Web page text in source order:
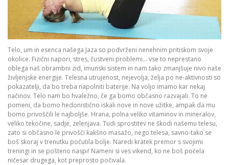
Telo, um in esenca našega Jaza so podvrženi nenehnim pritiskom svoje
okolice. Fizični napori, stres, čustveni problemi… vse to neprestano
oblega naš obrambni zid, imunski sistem in nam tako zmanjšuje nivo naše
življenjske energije. Telesna utrujenost, nejevolja, želja po ne-aktivnosti so
pokazatelji, da bo treba napolniti baterije. Na voljo imamo kar nekaj
načinov. Telo nam bo hvaležno, če ga bomo občasno razvajali. To ne
pomeni, da bomo hedonistično iskali nove in nove užitke, ampak da mu
bomo privoščili le najboljše. Hrana, polna veliko vitaminov in mineralov,
veliko tekočine, sadje, zelenjava. Tudi sprostitev ne škodi našemu telesu,
zato si občasno le privošči kakšno masažo, nego telesa, savno-tako se
boš skoraj v trenutku počutila bolje. Naredi kratek premor s svojimi
treningi in se pošteno naspi! Nameni si ves vikend, ko ne boš počela
ničesar drugega, kot preprosto počivala.